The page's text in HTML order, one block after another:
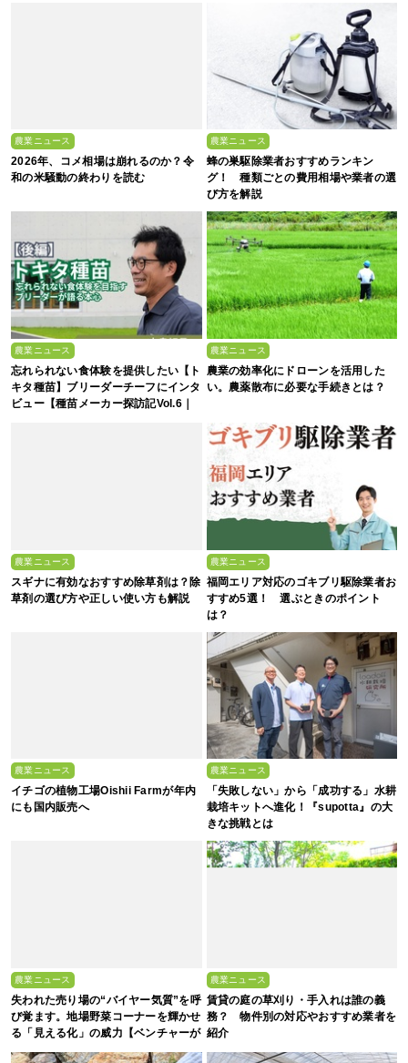
農業ニュース
2026年、コメ相場は崩れるのか？令
和の米騒動の終わりを読む
農業ニュース
蜂の巣駆除業者おすすめランキン
グ！ 種類ごとの費用相場や業者の選
び方を解説
農業ニュース
忘れられない食体験を提供したい【ト
キタ種苗】ブリーダーチーフにインタ
ビュー【種苗メーカー探訪記Vol.6｜
農業ニュース
農業の効率化にドローンを活用した
い。農薬散布に必要な手続きとは？
農業ニュース
スギナに有効なおすすめ除草剤は？除
草剤の選び方や正しい使い方も解説
農業ニュース
福岡エリア対応のゴキブリ駆除業者お
すすめ5選！ 選ぶときのポイント
は？
農業ニュース
イチゴの植物工場Oishii Farmが年内
にも国内販売へ
農業ニュース
「失敗しない」から「成功する」水耕
栽培キットへ進化！『supotta』の大
きな挑戦とは
農業ニュース
失われた売り場の“バイヤー気質”を呼
び覚ます。地場野菜コーナーを輝かせ
る「見える化」の威力【ベンチャーが
拓く！日本の農の未来 #2】
農業ニュース
賃貸の庭の草刈り・手入れは誰の義
務？ 物件別の対応やおすすめ業者を
紹介